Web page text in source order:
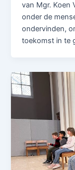
van Mgr. Koen
onder de
ondervinden,
toekomst in te